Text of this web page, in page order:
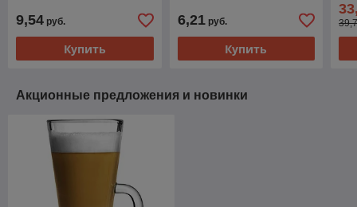
9,54 руб.
Купить
6,21руб.
Купить
Акционные предложения и новинки